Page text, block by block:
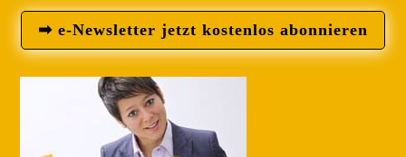
➡ e-Newsletter jetzt kostenlos abonnieren